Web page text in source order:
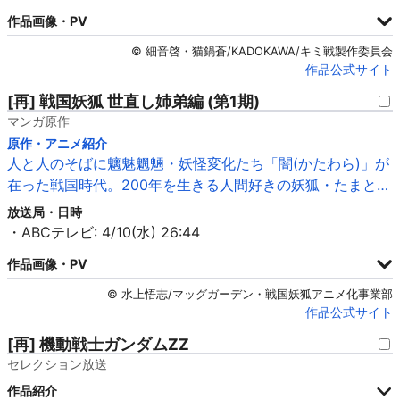
作品画像・PV
© 細音啓・猫鍋蒼/KADOKAWA/キミ戦製作委員会
作品公式サイト
[再] 戦国妖狐 世直し姉弟編 (第1期)
マンガ原作
原作・アニメ紹介
人と人のそばに魑魅魍魎・妖怪変化たち「闇(かたわら)」が
在った戦国時代。200年を生きる人間好きの妖狐・たまと…
放送局・日時
・ABCテレビ: 4/10(水) 26:44
作品画像・PV
© 水上悟志/マッグガーデン・戦国妖狐アニメ化事業部
作品公式サイト
[再] 機動戦士ガンダムΖΖ
セレクション放送
作品紹介